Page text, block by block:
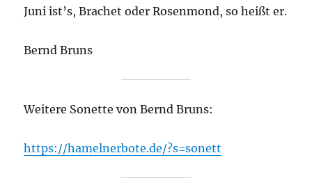
Juni ist’s, Brachet oder Rosenmond, so heißt er.
Bernd Bruns
Weitere Sonette von Bernd Bruns:
https://hamelnerbote.de/?s=sonett